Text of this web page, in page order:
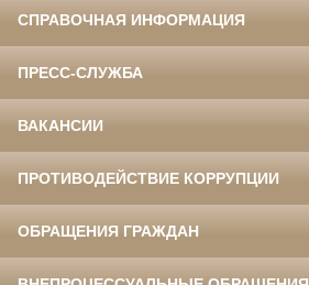
СПРАВОЧНАЯ ИНФОРМАЦИЯ
ПРЕСС-СЛУЖБА
ВАКАНСИИ
ПРОТИВОДЕЙСТВИЕ КОРРУПЦИИ
ОБРАЩЕНИЯ ГРАЖДАН